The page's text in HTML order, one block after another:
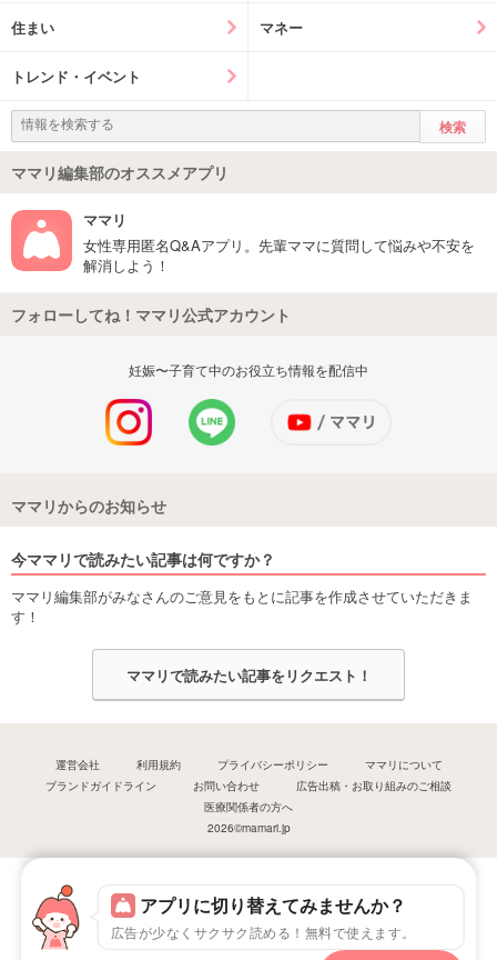
アプリに切り替えてみませんか？
広告が少なくサクサク読める！無料で使えます。
住まい マネー
トレンド・イベント
ママリ編集部のオススメアプリ
ママリ
女性専用匿名Q&Aアプリ。先輩ママに質問して悩みや不安を
解消しよう！
フォローしてね！ママリ公式アカウント
妊娠〜子育て中のお役立ち情報を配信中
ママリからのお知らせ
今ママリで読みたい記事は何ですか？
ママリ編集部がみなさんのご意見をもとに記事を作成させていただきま
す！
ママリで読みたい記事をリクエスト！
運営会社 利用規約 プライバシーポリシー
ママリについて
ブランドガイドライン
お問い合わせ
広告出稿・お取り組みのご相談
医療関係者の方へ
2026©mamari.jp